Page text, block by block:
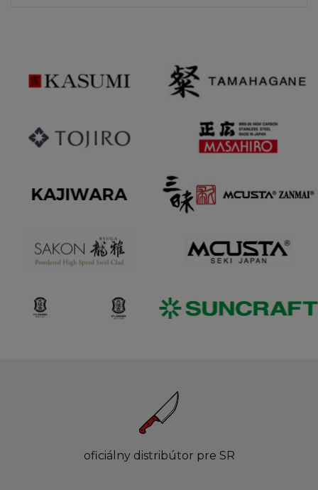
oficiálny distribútor pre SR